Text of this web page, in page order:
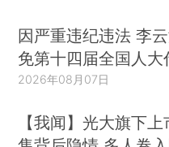
因严重违纪违法 李
免第十四届全国人大
2026年08月07日
【我闻】光大旗下